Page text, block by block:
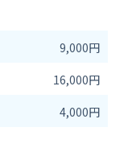
9,000円
16,000円
4,000円